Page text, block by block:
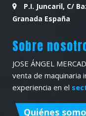
P.I. Juncaril, C/
Granada España
Sobre
JOSE ÁNGEL
venta de maquinaria
experiencia en el
Quiénes